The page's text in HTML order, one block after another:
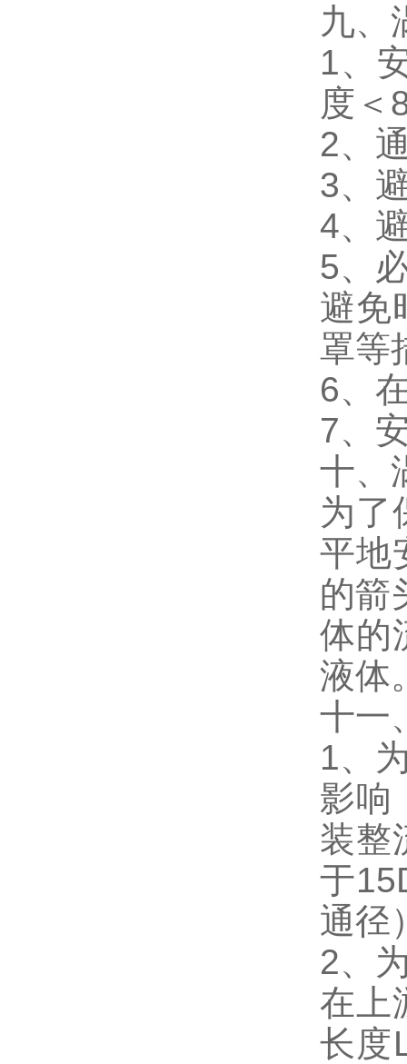
九、
1、
度＜
2、
3、
4、
5、
避免
罩等
6、
7、
十、
为了
平地
的箭
体的
液体
十一
1、
影响
装整
于
通径
2、
在上
长度